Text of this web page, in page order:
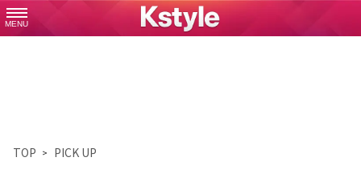
MENU
TOP PICK UP